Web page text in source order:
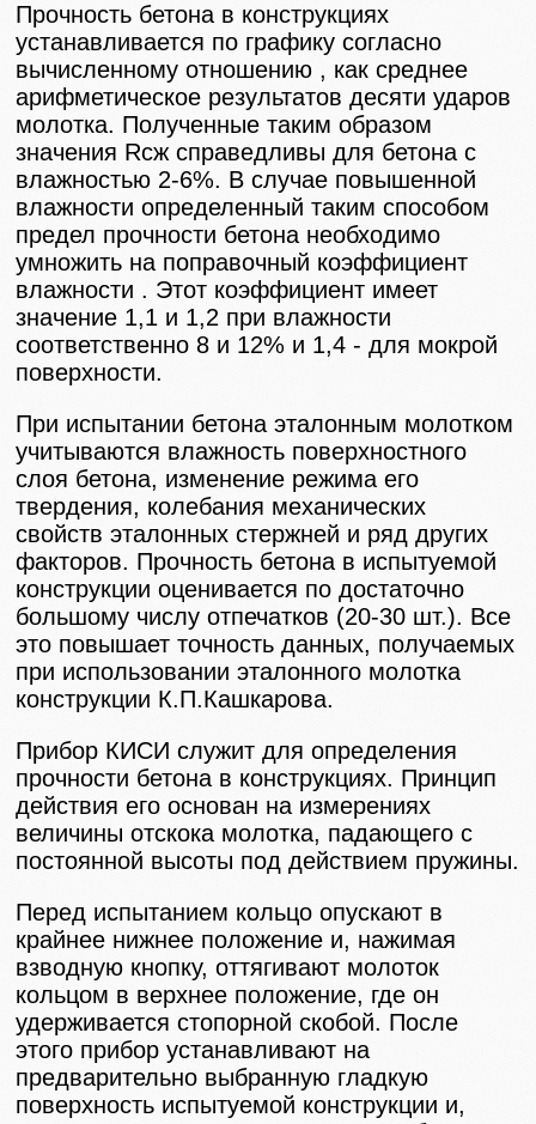
Прочность бетона в конструкциях
устанавливается по графику согласно
вычисленному отношению , как среднее
арифметическое результатов десяти ударов
молотка. Полученные таким образом
значения Rсж справедливы для бетона с
влажностью 2-6%. В случае повышенной
влажности определенный таким способом
предел прочности бетона необходимо
умножить на поправочный коэффициент
влажности . Этот коэффициент имеет
значение 1,1 и 1,2 при влажности
соответственно 8 и 12% и 1,4 - для мокрой
поверхности.
При испытании бетона эталонным молотком
учитываются влажность поверхностного
слоя бетона, изменение режима его
твердения, колебания механических
свойств эталонных стержней и ряд других
факторов. Прочность бетона в испытуемой
конструкции оценивается по достаточно
большому числу отпечатков (20-30 шт.). Все
это повышает точность данных, получаемых
при использовании эталонного молотка
конструкции К.П.Кашкарова.
Прибор КИСИ служит для определения
прочности бетона в конструкциях. Принцип
действия его основан на измерениях
величины отскока молотка, падающего с
постоянной высоты под действием пружины.
Перед испытанием кольцо опускают в
крайнее нижнее положение и, нажимая
взводную кнопку, оттягивают молоток
кольцом в верхнее положение, где он
удерживается стопорной скобой. После
этого прибор устанавливают на
предварительно выбранную гладкую
поверхность испытуемой конструкции и,